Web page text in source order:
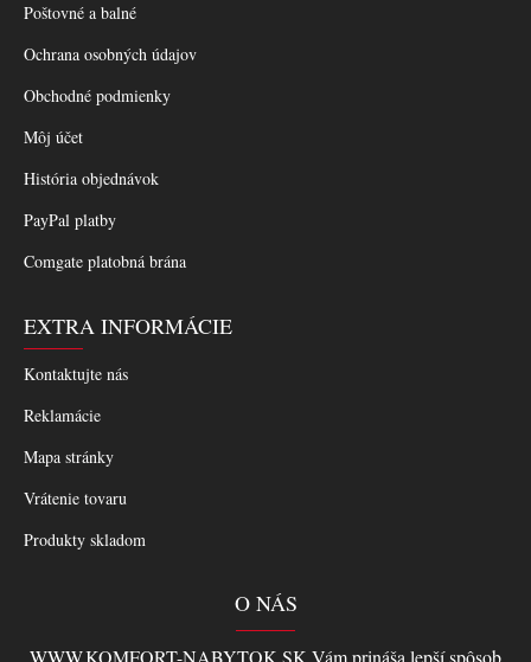
Poštovné a balné
Ochrana osobných údajov
Obchodné podmienky
Môj účet
História objednávok
PayPal platby
Comgate platobná brána
EXTRA INFORMÁCIE
Kontaktujte nás
Reklamácie
Mapa stránky
Vrátenie tovaru
Produkty skladom
O NÁS
WWW.KOMFORT-NABYTOK.SK Vám prináša lepší spôsob